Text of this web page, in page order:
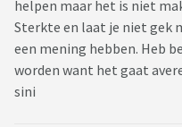
helpen maar het is niet
Sterkte en laat je niet gek
een mening hebben. Heb
worden want het gaat
sini